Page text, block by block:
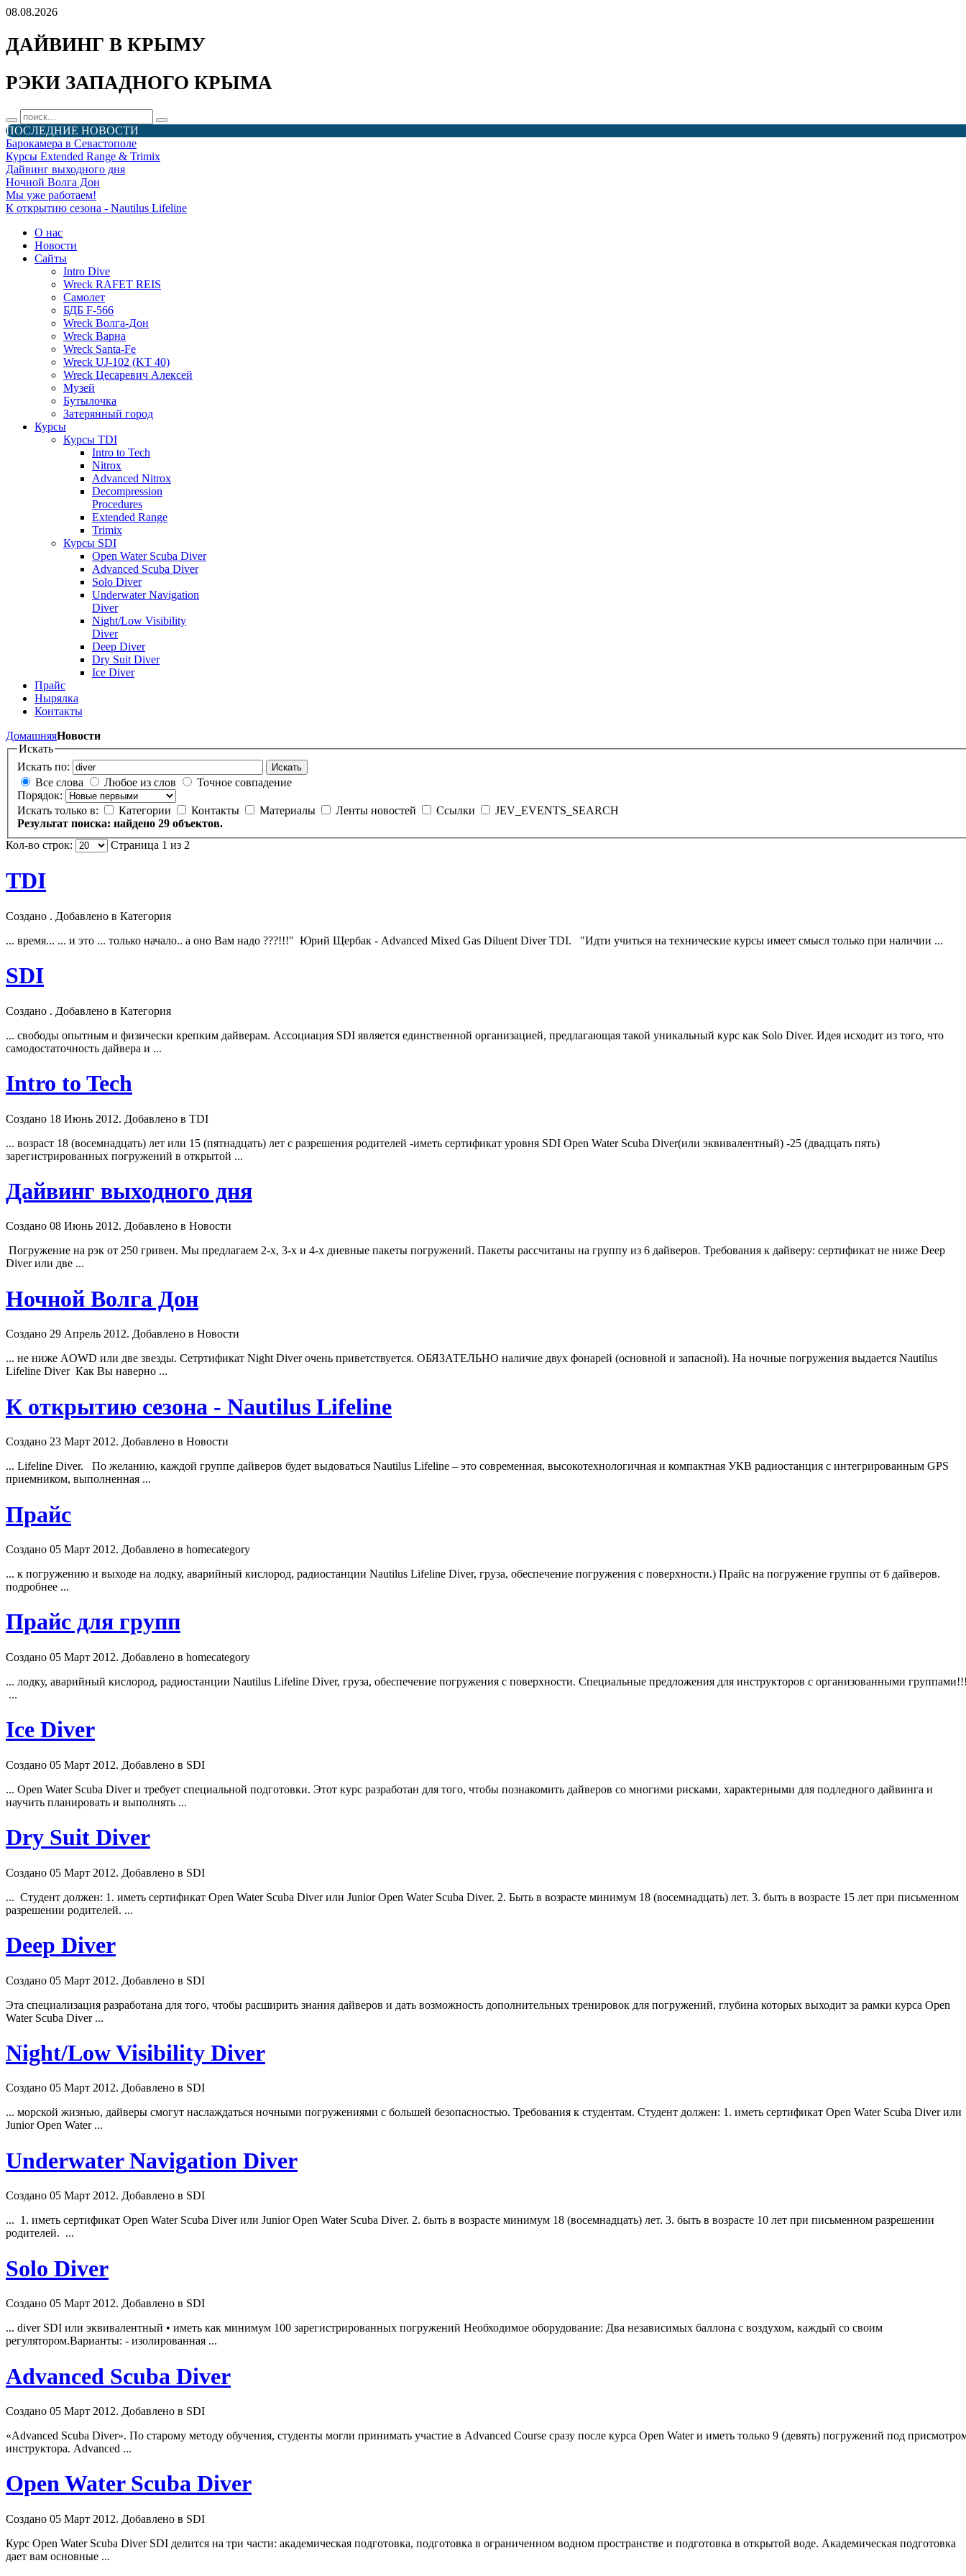
08.08.2026
ДАЙВИНГ В КРЫМУ
РЭКИ ЗАПАДНОГО КРЫМА
ПОСЛЕДНИЕ НОВОСТИ
Барокамера в Севастополе
Курсы Extended Range & Trimix
Дайвинг выходного дня
Ночной Волга Дон
Мы уже работаем!
К открытию сезона - Nautilus Lifeline
О нас
Новости
Сайты
Intro Dive
Wreck RAFET REIS
Самолет
БДБ F-566
Wreck Волга-Дон
Wreck Варна
Wreck Santa-Fe
Wreck UJ-102 (KT 40)
Wreck Цесаревич Алексей
Музей
Бутылочка
Затерянный город
Курсы
Курсы TDI
Intro to Tech
Nitrox
Advanced Nitrox
Decompression
Procedures
Extended Range
Trimix
Курсы SDI
Open Water Scuba Diver
Advanced Scuba Diver
Solo Diver
Underwater Navigation
Diver
Night/Low Visibility
Diver
Deep Diver
Dry Suit Diver
Ice Diver
Прайс
Нырялка
Контакты
ДомашняяНовости
Искать
Искать по:
Искать
Все слова Любое из слов
Точное совпадение
Порядок:
Искать только в:
Категории Контакты Материалы Ленты новостей Ссылки
JEV_EVENTS_SEARCH
Результат поиска: найдено 29 объектов.
Кол-во строк:
Страница 1 из 2
TDI
Создано . Добавлено в Категория
... время... ... и это ... только начало.. а оно Вам надо ???!!!" Юрий Щербак - Advanced Mixed Gas Diluent DiverTDI. "Идти учиться на технические курсы имеет смысл только при наличии ...
SDI
Создано . Добавлено в Категория
... свободы опытным и физически крепким дайверам. Ассоциация SDI является единственной организацией, предлагающая такой уникальный курс как Solo Diver. Идея исходит из того, что
самодостаточность дайвера и ...
Intro to Tech
Создано 18 Июнь 2012. Добавлено в TDI
... возраст 18 (восемнадцать) лет или 15 (пятнадцать) лет с разрешения родителей -иметь сертификат уровня SDI Open Water Scuba Diver(или эквивалентный) -25 (двадцать пять)
зарегистрированных погружений в открытой ...
Дайвинг выходного дня
Создано 08 Июнь 2012. Добавлено в Новости
Погружение на рэк от 250 гривен. Мы предлагаем 2-х, 3-х и 4-х дневные пакеты погружений. Пакеты рассчитаны на группу из 6 дайверов. Требования к дайверу: сертификат не ниже Deep
Diverили две ...
Ночной Волга Дон
Создано 29 Апрель 2012. Добавлено в Новости
... не ниже AOWD или две звезды. Сетртификат Night Diverочень приветствуется. ОБЯЗАТЕЛЬНО наличие двух фонарей (основной и запасной). На ночные погружения выдается Nautilus
Lifeline DiverКак Вы наверно ...
К открытию сезона - Nautilus Lifeline
Создано 23 Март 2012. Добавлено в Новости
... Lifeline Diver. По желанию, каждой группе дайверов будет выдоваться Nautilus Lifeline – это современная, высокотехнологичная и компактная УКВ радиостанция с интегрированным GPS
приемником, выполненная ...
Прайс
Создано 05 Март 2012. Добавлено в homecategory
... к погружению и выходе на лодку, аварийный кислород, радиостанции Nautilus Lifeline Diver, груза, обеспечение погружения с поверхности.) Прайс на погружение группы от 6 дайверов.
подробнее ...
Прайс для групп
Создано 05 Март 2012. Добавлено в homecategory
... лодку, аварийный кислород, радиостанции Nautilus Lifeline Diver, груза, обеспечение погружения с поверхности. Специальные предложения для инструкторов с организованными
...
Ice Diver
Создано 05 Март 2012. Добавлено в SDI
... Open Water Scuba Diverи требует специальной подготовки. Этот курс разработан для того, чтобы познакомить дайверов со многими рисками, характерными для подледного дайвинга и
научить планировать и выполнять ...
Dry Suit Diver
Создано 05 Март 2012. Добавлено в SDI
... Студент должен: 1. иметь сертификат Open Water Scuba Diverили Junior Open Water Scuba Diver. 2. Быть в возрасте минимум 18 (восемнадцать) лет. 3. быть в возрасте 15 лет при письменном
разрешении родителей. ...
Deep Diver
Создано 05 Март 2012. Добавлено в SDI
Эта специализация разработана для того, чтобы расширить знания дайверов и дать возможность дополнительных тренировок для погружений, глубина которых выходит за рамки курса Open
Water Scuba Diver...
Night/Low Visibility Diver
Создано 05 Март 2012. Добавлено в SDI
... морской жизнью, дайверы смогут наслаждаться ночными погружениями с большей безопасностью. Требования к студентам. Студент должен: 1. иметь сертификат Open Water Scuba Diverили
Junior Open Water ...
Underwater Navigation Diver
Создано 05 Март 2012. Добавлено в SDI
... 1. иметь сертификат Open Water Scuba Diverили Junior Open Water Scuba Diver. 2. быть в возрасте минимум 18 (восемнадцать) лет. 3. быть в возрасте 10 лет при письменном разрешении
родителей. ...
Solo Diver
Создано 05 Март 2012. Добавлено в SDI
... diverSDI или эквивалентный • иметь как минимум 100 зарегистрированных погружений Необходимое оборудование: Два независимых баллона с воздухом, каждый со своим
регулятором.Варианты: - изолированная ...
Advanced Scuba Diver
Создано 05 Март 2012. Добавлено в SDI
«Advanced Scuba Diver». По старому методу обучения, студенты могли принимать участие в Advanced Course сразу после курса Open Water и иметь только 9 (девять) погружений под
инструктора. Advanced ...
Open Water Scuba Diver
Создано 05 Март 2012. Добавлено в SDI
Курс Open Water Scuba DiverSDI делится на три части: академическая подготовка, подготовка в ограниченном водном пространстве и подготовка в открытой воде. Академическая подготовка
дает вам основные ...